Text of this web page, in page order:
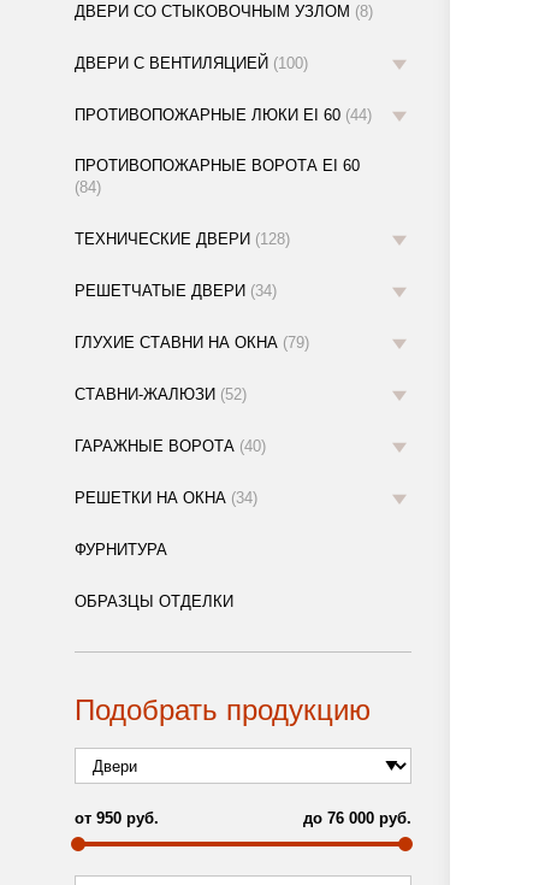
ДВЕРИ СО СТЫКОВОЧНЫМ УЗЛОМ (8)
ДВЕРИ С ВЕНТИЛЯЦИЕЙ (100)
ПРОТИВОПОЖАРНЫЕ ЛЮКИ EI 60 (44)
ПРОТИВОПОЖАРНЫЕ ВОРОТА EI 60
(84)
ТЕХНИЧЕСКИЕ ДВЕРИ (128)
РЕШЕТЧАТЫЕ ДВЕРИ (34)
ГЛУХИЕ СТАВНИ НА ОКНА (79)
СТАВНИ-ЖАЛЮЗИ (52)
ГАРАЖНЫЕ ВОРОТА (40)
РЕШЕТКИ НА ОКНА (34)
ФУРНИТУРА
ОБРАЗЦЫ ОТДЕЛКИ
Подобрать продукцию
от 950 руб. до 76 000 руб.